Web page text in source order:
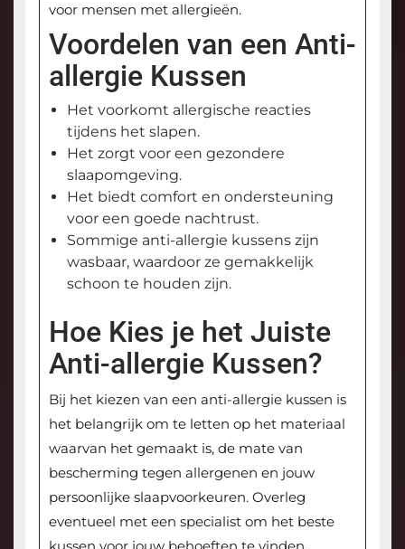
voor mensen met allergieën.
Voordelen van een Anti-
allergie Kussen
Het voorkomt allergische reacties
tijdens het slapen.
Het zorgt voor een gezondere
slaapomgeving.
Het biedt comfort en ondersteuning
voor een goede nachtrust.
Sommige anti-allergie kussens zijn
wasbaar, waardoor ze gemakkelijk
schoon te houden zijn.
Hoe Kies je het Juiste
Anti-allergie Kussen?
Bij het kiezen van een anti-allergie kussen is
het belangrijk om te letten op het materiaal
waarvan het gemaakt is, de mate van
bescherming tegen allergenen en jouw
persoonlijke slaapvoorkeuren. Overleg
eventueel met een specialist om het beste